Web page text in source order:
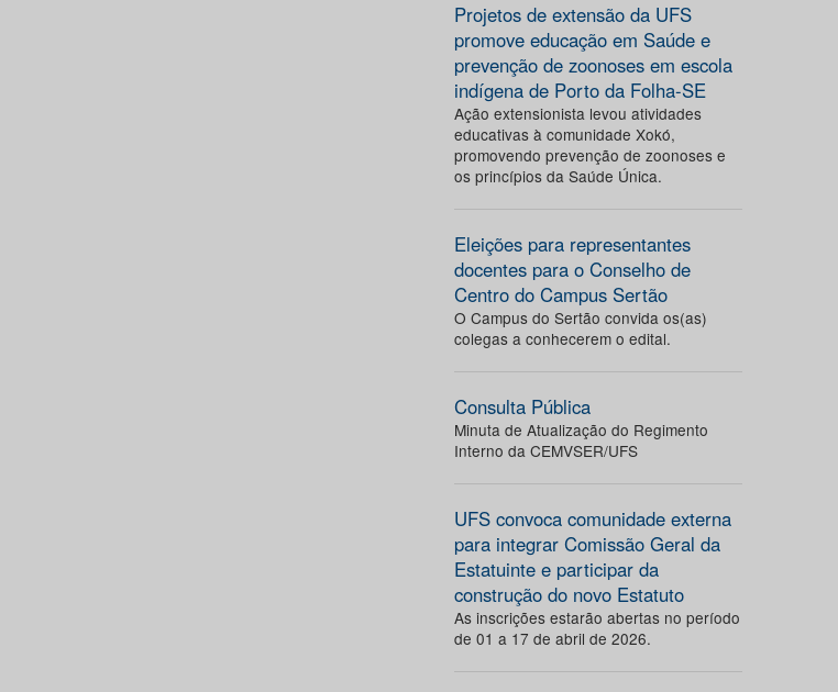
Projetos de extensão da UFS
promove educação em Saúde e
prevenção de zoonoses em escola
indígena de Porto da Folha-SE
Ação extensionista levou atividades
educativas à comunidade Xokó,
promovendo prevenção de zoonoses e
os princípios da Saúde Única.
Eleições para representantes
docentes para o Conselho de
Centro do Campus Sertão
O Campus do Sertão convida os(as)
colegas a conhecerem o edital.
Consulta Pública
Minuta de Atualização do Regimento
Interno da CEMVSER/UFS
UFS convoca comunidade externa
para integrar Comissão Geral da
Estatuinte e participar da
construção do novo Estatuto
As inscrições estarão abertas no período
de 01 a 17 de abril de 2026.